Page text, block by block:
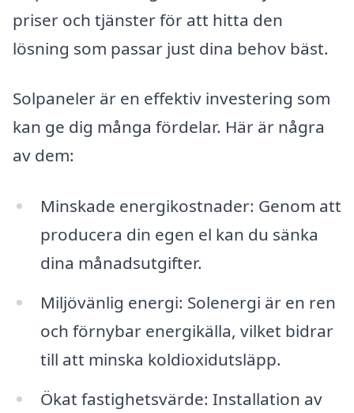
priser och tjänster för att hitta den
lösning som passar just dina behov bäst.
Solpaneler är en effektiv investering som
kan ge dig många fördelar. Här är några
av dem:
Minskade energikostnader: Genom att
producera din egen el kan du sänka
dina månadsutgifter.
Miljövänlig energi: Solenergi är en ren
och förnybar energikälla, vilket bidrar
till att minska koldioxidutsläpp.
Ökat fastighetsvärde: Installation av